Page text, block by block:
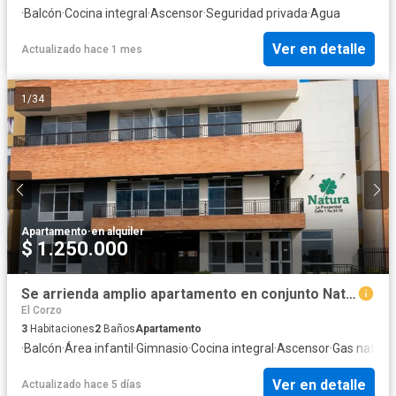
·Balcón·Cocina integral ·Ascensor·Seguridad privada·Agua
Actualizado hace 1 mes Ver en detalle
1 /34
Apartamento·en alquiler
$ 1.250.000
Se arrienda amplio apartamento en conjunto Natura, Madrid.
El Corzo
3 Habitaciones2 BañosApartamento
·Balcón·Área infantil ·Gimnasio·Cocina integral ·Ascensor·Gas natural
Actualizado hace 5 días Ver en detalle